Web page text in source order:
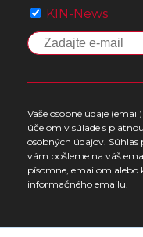
KIN-News
Vaše osobné údaje
účelom v súlade s
osobných údajov.
vám pošleme na váš
písomne, emailom
informačného emailu.